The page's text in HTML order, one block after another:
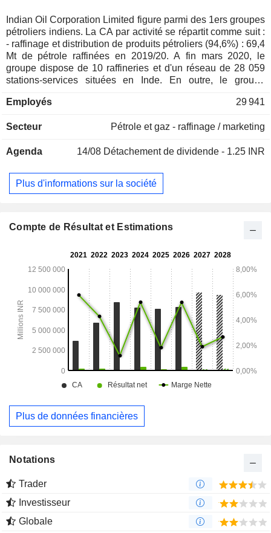
Indian Oil Corporation Limited figure parmi des 1ers groupes
pétroliers indiens. La CA par activité se répartit comme suit :
- raffinage et distribution de produits pétroliers (94,6%) : 69,4
Mt de pétrole raffinées en 2019/20. A fin mars 2020, le
groupe dispose de 10 raffineries et d'un réseau de 28 059
stations-services situées en Inde. En outre, le groupe
naturel et de produits pétroliers (exploitation d'un réseau de
pétrochimiques (2,7%) : benzène, propylène, butadiène,
Alkylbenzènes linéaires, etc. (2,1 Mt vendues en 2019/20) ; -
alternative, exploration et production de pétrole et de gaz.
94,6% du CA est réalisé en Inde.
Employés 29 941
Secteur Pétrole et gaz - raffinage / marketing
Agenda 14/08 Détachement de dividende - 1.25 INR
Plus d'informations sur la société
Compte de Résultat et Estimations
Plus de données financières
Notations
Trader
Investisseur
Globale